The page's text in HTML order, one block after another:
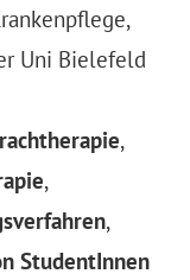
Uni Bielefeld
,
,
,
StudentInnen